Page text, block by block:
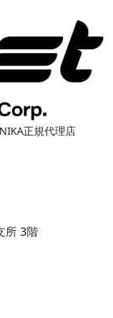
正規代理店
所 3階